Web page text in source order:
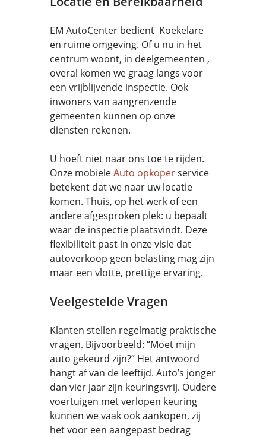
EM AutoCenter bedient Koekelare
en ruime omgeving. Of u nu in het
centrum woont, in deelgemeenten ,
overal komen we graag langs voor
een vrijblijvende inspectie. Ook
inwoners van aangrenzende
gemeenten kunnen op onze
diensten rekenen.
U hoeft niet naar ons toe te rijden.
Onze mobieleAuto opkoperservice
betekent dat we naar uw locatie
komen. Thuis, op het werk of een
andere afgesproken plek: u bepaalt
waar de inspectie plaatsvindt. Deze
flexibiliteit past in onze visie dat
autoverkoop geen belasting mag zijn
maar een vlotte, prettige ervaring.
Veelgestelde Vragen
Klanten stellen regelmatig praktische
vragen. Bijvoorbeeld: “Moet mijn
auto gekeurd zijn?” Het antwoord
hangt af van de leeftijd. Auto’s jonger
dan vier jaar zijn keuringsvrij. Oudere
voertuigen met verlopen keuring
kunnen we vaak ook aankopen, zij
het voor een aangepast bedrag